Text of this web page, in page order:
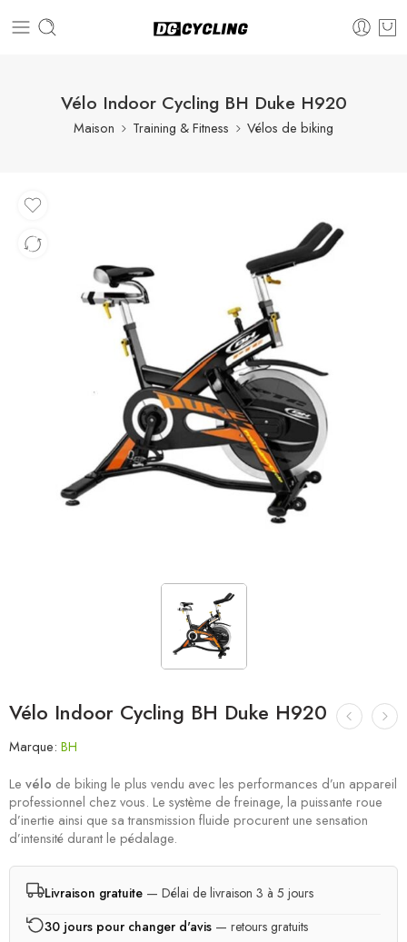
Vélo Indoor Cycling BH Duke H920
Maison Training & Fitness Vélos de biking
Vélo Indoor Cycling BH Duke H920
Marque: BH
Le vélo de biking le plus vendu avec les performances d’un appareil
professionnel chez vous. Le système de freinage, la puissante roue
d’inertie ainsi que sa transmission fluide procurent une sensation
d’intensité durant le pédalage.
Livraison gratuite — Délai de livraison 3 à 5 jours
30 jours pour changer d'avis — retours gratuits